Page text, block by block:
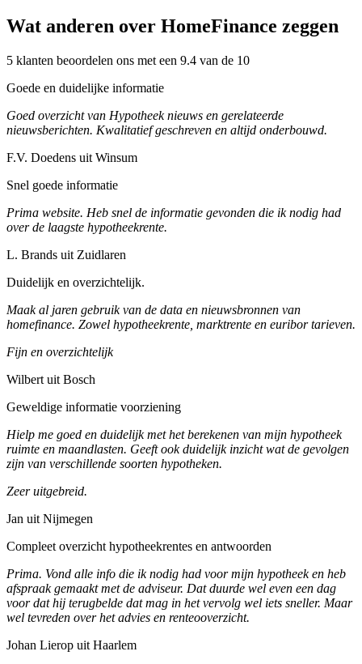
Wat anderen over HomeFinance zeggen
5 klanten beoordelen ons met een 9.4 van de 10
Goede en duidelijke informatie
Goed overzicht van Hypotheek nieuws en gerelateerde
nieuwsberichten. Kwalitatief geschreven en altijd onderbouwd.
F.V. Doedens uit Winsum
Snel goede informatie
Prima website. Heb snel de informatie gevonden die ik nodig had
over de laagste hypotheekrente.
L. Brands uit Zuidlaren
Duidelijk en overzichtelijk.
Maak al jaren gebruik van de data en nieuwsbronnen van
homefinance. Zowel hypotheekrente, marktrente en euribor tarieven.
Fijn en overzichtelijk
Wilbert uit Bosch
Geweldige informatie voorziening
Hielp me goed en duidelijk met het berekenen van mijn hypotheek
ruimte en maandlasten. Geeft ook duidelijk inzicht wat de gevolgen
zijn van verschillende soorten hypotheken.
Zeer uitgebreid.
Jan uit Nijmegen
Compleet overzicht hypotheekrentes en antwoorden
Prima. Vond alle info die ik nodig had voor mijn hypotheek en heb
afspraak gemaakt met de adviseur. Dat duurde wel even een dag
voor dat hij terugbelde dat mag in het vervolg wel iets sneller. Maar
wel tevreden over het advies en renteooverzicht.
Johan Lierop uit Haarlem